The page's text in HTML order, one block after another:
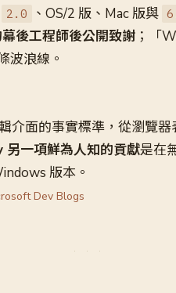
2.0 、OS/2 版、Mac 版與
後工程師後公開致謝 ；「
波浪線。
介面的事實標準，從瀏覽
另一項鮮為人知的貢獻是在
版本。
Dev Blogs